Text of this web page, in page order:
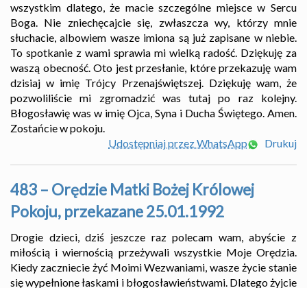
wszystkim dlatego, że macie szczególne miejsce w Sercu
Boga. Nie zniechęcajcie się, zwłaszcza wy, którzy mnie
słuchacie, albowiem wasze imiona są już zapisane w niebie.
To spotkanie z wami sprawia mi wielką radość. Dziękuję za
waszą obecność. Oto jest przesłanie, które przekazuję wam
dzisiaj w imię Trójcy Przenajświętszej. Dziękuję wam, że
pozwoliliście mi zgromadzić was tutaj po raz kolejny.
Błogosławię was w imię Ojca, Syna i Ducha Świętego. Amen.
Zostańcie w pokoju.
Udostępniaj przez WhatsApp
Drukuj
483 – Orędzie Matki Bożej Królowej
Pokoju, przekazane 25.01.1992
Drogie dzieci, dziś jeszcze raz polecam wam, abyście z
miłością i wiernością przeżywali wszystkie Moje Orędzia.
Kiedy zaczniecie żyć Moimi Wezwaniami, wasze życie stanie
się wypełnione łaskami i błogosławieństwami. Dlatego żyjcie